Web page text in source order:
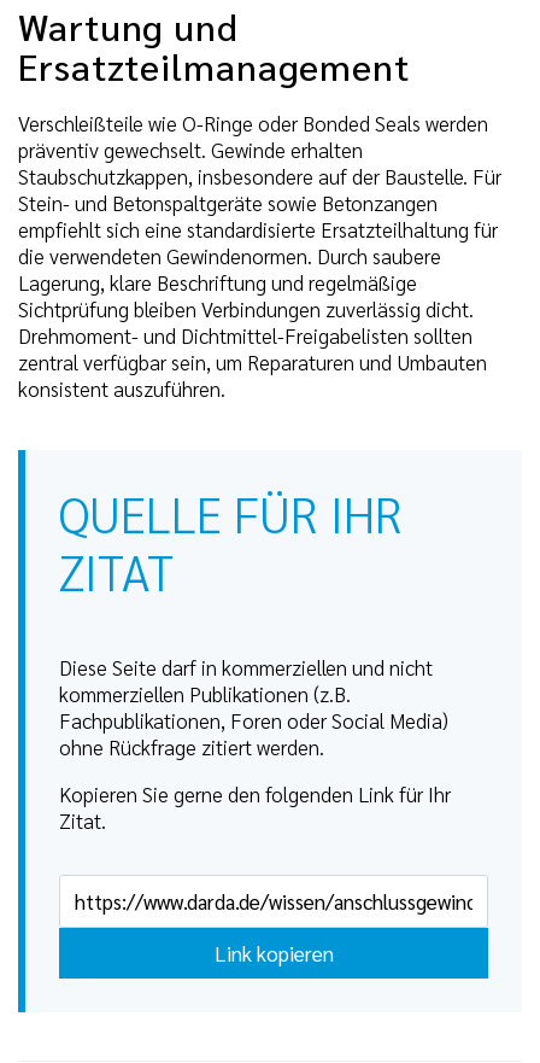
Wartung und
Ersatzteilmanagement
Verschleißteile wie O-Ringe oder Bonded Seals werden
präventiv gewechselt. Gewinde erhalten
Staubschutzkappen, insbesondere auf der Baustelle. Für
Stein- und Betonspaltgeräte sowie Betonzangen
empfiehlt sich eine standardisierte Ersatzteilhaltung für
die verwendeten Gewindenormen. Durch saubere
Lagerung, klare Beschriftung und regelmäßige
Sichtprüfung bleiben Verbindungen zuverlässig dicht.
Drehmoment- und Dichtmittel-Freigabelisten sollten
zentral verfügbar sein, um Reparaturen und Umbauten
konsistent auszuführen.
QUELLE FÜR IHR
ZITAT
Diese Seite darf in kommerziellen und nicht
kommerziellen Publikationen (z.B.
Fachpublikationen, Foren oder Social Media)
ohne Rückfrage zitiert werden.
Kopieren Sie gerne den folgenden Link für Ihr
Zitat.
Link kopieren